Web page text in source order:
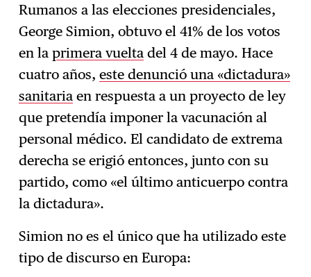
Rumanos a las elecciones presidenciales,
George Simion, obtuvo el 41% de los votos
en laprimera vuelta del 4 de mayo. Hace
cuatro años,este denunció una «dictadura»
sanitaria en respuesta a un proyecto de ley
que pretendía imponer la vacunación al
personal médico. El candidato de extrema
derecha se erigió entonces, junto con su
partido, como «el último anticuerpo contra
la dictadura».
Simion no es el único que ha utilizado este
tipo de discurso en Europa: